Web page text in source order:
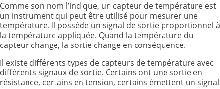
Comme son nom l’indique, un capteur de température est
un instrument qui peut être utilisé pour mesurer une
température. Il possède un signal de sortie proportionnel à
la température appliquée. Quand la température du
capteur change, la sortie change en conséquence.
Il existe différents types de capteurs de température avec
différents signaux de sortie. Certains ont une sortie en
résistance, certains en tension, certains émettent un signal